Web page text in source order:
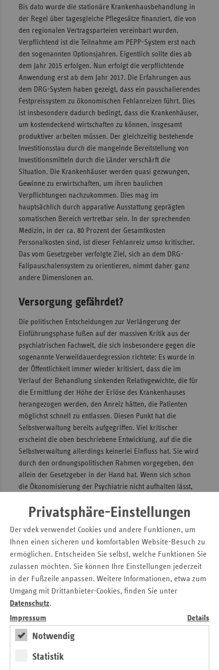
Privatsphäre-Einstellungen
Der vdek verwendet Cookies und andere Funktionen, um
Ihnen einen sicheren und komfortablen Website-Besuch zu
ermöglichen. Entscheiden Sie selbst, welche Funktionen Sie
zulassen möchten. Sie können Ihre Einstellungen jederzeit
in der Fußzeile anpassen. Weitere Informationen, etwa zum
Umgang mit Drittanbieter-Cookies, finden Sie unter
Datenschutz.
Impressum
Details
Notwendig
Statistik
Bis dato wurde die stationäre Krankenhausbehandlung in
der Regel über tagesgleiche Pflegesätze finanziert, die von
den regionalen Vertragsparteien vereinbart wurden.
Verpflichtend ist die Teilnahme am PEPP-System erst nach
den sogenannten Optionsjahren. Eigentlich sollte dies ab
dem Jahr 2015 erfolgen. Nun erfolgt die verpflichtende
Anwendung erst ab dem Jahr 2017. Die Erfahrungen aus
dem DRG-System haben gezeigt, dass ein pauschalierendes
Festpreissystem zu ökonomischen Fehlanreizen führt. Dies
ist insbesondere dadurch bedingt, dass die Krankenhäuser,
um kostendeckend wirtschaften zu können, insgesamt
produktiver arbeiten müssen. Der gleichzeitig bestehende
Investitionsstau durch die mangelnde Bereitstellung von
Investitionsmitteln durch die Länder verschärft die
Situation. Die Krankenhäuser werden quasi gezwungen,
Gewinne zu erwirtschaften, um ihren baulichen
Verpflichtungen nachzukommen. Dies mag im
hauptsächlich durch apparative Ausstattung geprägten
somatischen Bereich vertretbar sein. In der sprechenden
Medizin, in der ca. 80 Prozent der Gesamtkosten
Personalkosten sind, ist dieser Fehlanreiz umso kritischer.
Das vom Gesetzgeber verfolgte Ziel, sich an dem DRG-
Fallpauschalensystem zu orientieren, nimmt daher ganz
andere Dimensionen an.
Versorgung gefährdet?
Die politischen Entscheidungen zur Verlängerung der
Einführungsphase fußen auf der massiven Kritik aus der
psychiatrischen Fachwelt, die sich insbesondere gegen die
sogenannte Verweildauerdegression richtete: Es wurde in
der Öffentlichkeit immer wieder kritisiert, dass die im
Verlauf der Behandlung sinkenden Relativgewichte, die für
die Ermittlung der Höhe der Erlöse des Krankenhauses
herangezogen werden, den Anreiz hätten, die Patienten
möglichst schnell zu entlassen. Diesen Punkt hat die
Selbstverwaltung bereits aufgegriffen. Viel kritischer
erscheint die oben beschriebene Entwicklung, auf die die
Selbstverwaltung allerdings keinerlei Einfluss hat. Sie wird
durch den ordnungspolitischen Rahmen vorgegeben, den
allein der Gesetzgeber in der Hand hat. Wenn sich schon
die Ökonomisierung der Psychiatrie nicht aufhalten lässt,
werden, um die Spielräume der Krankenhäuser so
auszugestalten, dass die zur Verfügung stehenden Mittel
nicht gänzlich aus der Versorgung verschwinden?
Ganz tatenlos geblieben ist der Gesetzgeber nicht. Er hat
sich diesem Problem mit zwei Maßnahmen gewidmet.
Einerseits soll der Gemeinsame Bundesausschuss (G-BA)
Qualitätsindikatoren für die Beurteilung der Struktur,
Prozess- und Ergebnisqualität entwickeln. Andererseits soll
Einrichtungen mit dem für die Behandlung erforderlichen
Personal aussprechen.
Berücksichtigung regionaler und